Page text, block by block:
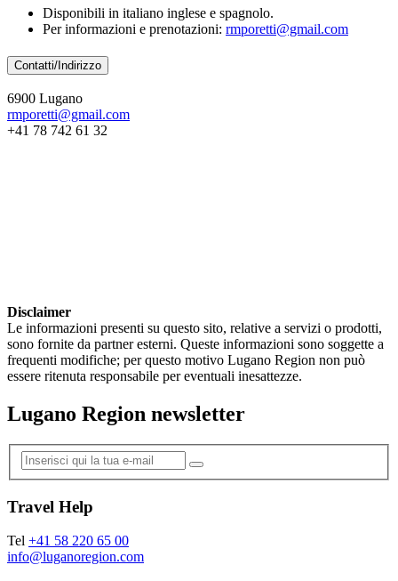
Disponibili in italiano inglese e spagnolo.
Per informazioni e prenotazioni: rmporetti@gmail.com
Contatti/Indirizzo
6900 Lugano
rmporetti@gmail.com
+41 78 742 61 32
Disclaimer
Le informazioni presenti su questo sito, relative a servizi o prodotti,
sono fornite da partner esterni. Queste informazioni sono soggette a
frequenti modifiche; per questo motivo Lugano Region non può
essere ritenuta responsabile per eventuali inesattezze.
Lugano Region newsletter
Travel Help
Tel +41 58 220 65 00
info@luganoregion.com